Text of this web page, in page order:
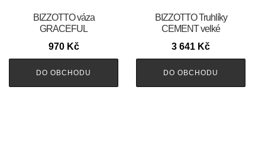
BIZZOTTO váza
GRACEFUL
970 Kč
DO OBCHODU
BIZZOTTO Truhlíky
CEMENT velké
3 641 Kč
DO OBCHODU